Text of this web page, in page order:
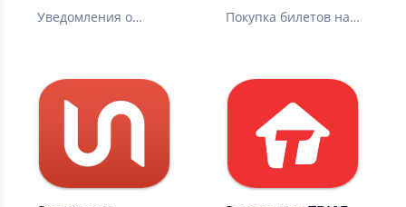
Уведомления о
ГИБДД по России и
СНГ
Покупка билетов на